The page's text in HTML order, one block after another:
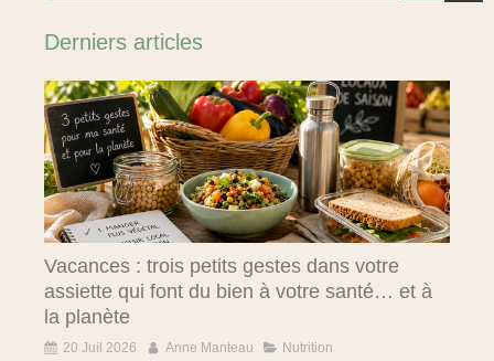
Derniers articles
Vacances : trois petits gestes dans votre
assiette qui font du bien à votre santé… et à
la planète
20 Juil 2026 Anne Manteau Nutrition